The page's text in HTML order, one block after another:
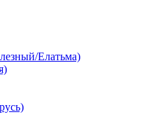
Елатьма)